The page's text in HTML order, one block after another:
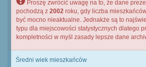
Proszę zwrócić uwagę na to, że dane
pochodzą z 2002 roku, gdy liczba
być mocno nieaktualne. Jednakże są to
typu dla miejscowości statystycznych dlatego
kompletności w myśl zasady lepsze dane
Średni wiek mieszkańców